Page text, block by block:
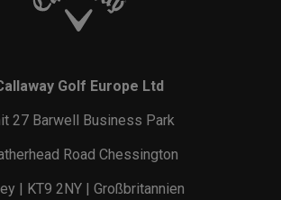
Golf Europe Ltd
27 Barwell Business Park
Road Chessington
| KT9 2NY | Großbritannien